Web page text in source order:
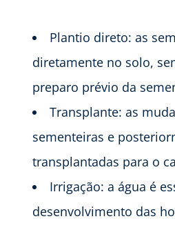
Plantio direto: as
diretamente no solo,
preparo prévio da
Transplante: as
sementeiras e
transplantadas para o
Irrigação: a água é
desenvolvimento das